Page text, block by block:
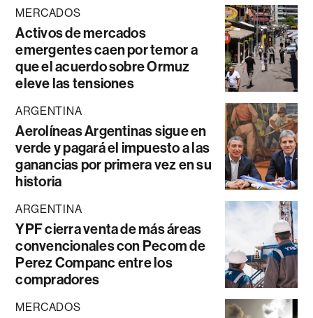
MERCADOS
Activos de mercados
emergentes caen por temor a
que el acuerdo sobre Ormuz
eleve las tensiones
ARGENTINA
Aerolíneas Argentinas sigue en
verde y pagará el impuesto a las
ganancias por primera vez en su
historia
ARGENTINA
YPF cierra venta de más áreas
convencionales con Pecom de
Perez Companc entre los
compradores
MERCADOS